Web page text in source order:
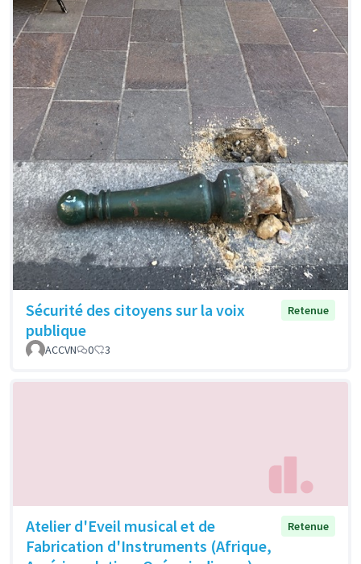
Sécurité des citoyens sur la voix
publique
Retenue
ACCVN 0 3
Atelier d'Eveil musical et de
Fabrication d'Instruments (Afrique,
Retenue